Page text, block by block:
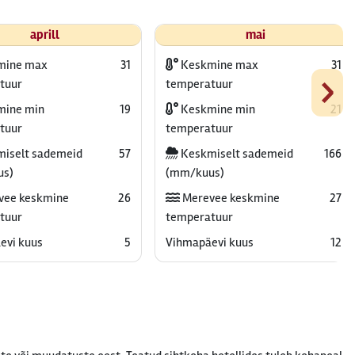
›
aprill
max
31
min
19
sademeid
57
keskmine
26
kuus 5
mai
Keskmine max
temperatuur
31
Keskmine min
temperatuur
21
Keskmiselt sademeid
(mm/kuus)
166
Merevee keskmine
temperatuur
27
Vihmapäevi kuus 12